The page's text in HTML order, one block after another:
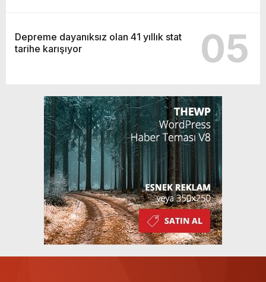
Depreme dayanıksız olan 41 yıllık stat
tarihe karışıyor
05